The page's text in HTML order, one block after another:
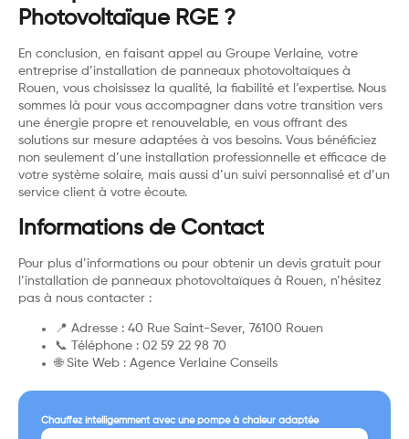
Photovoltaïque RGE ?
En conclusion, en faisant appel au Groupe Verlaine, votre
entreprise d’installation de panneaux photovoltaïques à
Rouen, vous choisissez la qualité, la fiabilité et l’expertise. Nous
sommes là pour vous accompagner dans votre transition vers
une énergie propre et renouvelable, en vous offrant des
solutions sur mesure adaptées à vos besoins. Vous bénéficiez
non seulement d’une installation professionnelle et efficace de
votre système solaire, mais aussi d’un suivi personnalisé et d’un
service client à votre écoute.
Informations de Contact
Pour plus d’informations ou pour obtenir un devis gratuit pour
l’installation de panneaux photovoltaïques à Rouen, n’hésitez
pas à nous contacter :
📍 Adresse : 40 Rue Saint-Sever, 76100 Rouen
📞 Téléphone : 02 59 22 98 70
🌐 Site Web : Agence Verlaine Conseils
Chauffez intelligemment avec une pompe à chaleur adaptée